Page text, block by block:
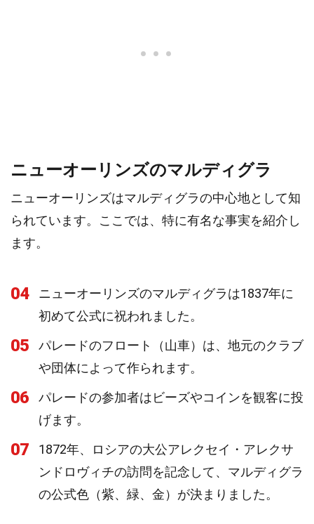
ニューオーリンズのマルディグラ
ニューオーリンズはマルディグラの中心地として知
られています。ここでは、特に有名な事実を紹介し
ます。
04
ニューオーリンズのマルディグラは1837年に
初めて公式に祝われました。
05
パレードのフロート（山車）は、地元のクラブ
や団体によって作られます。
06
パレードの参加者はビーズやコインを観客に投
げます。
07
1872年、ロシアの大公アレクセイ・アレクサ
ンドロヴィチの訪問を記念して、マルディグラ
の公式色（紫、緑、金）が決まりました。